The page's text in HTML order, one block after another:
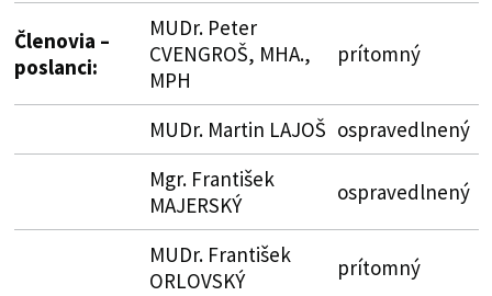
Členovia –
poslanci:
MUDr. Peter
CVENGROŠ, MHA.,
MPH
prítomný
MUDr. Martin LAJOŠ ospravedlnený
Mgr. František
MAJERSKÝ
ospravedlnený
MUDr. František
ORLOVSKÝ
prítomný